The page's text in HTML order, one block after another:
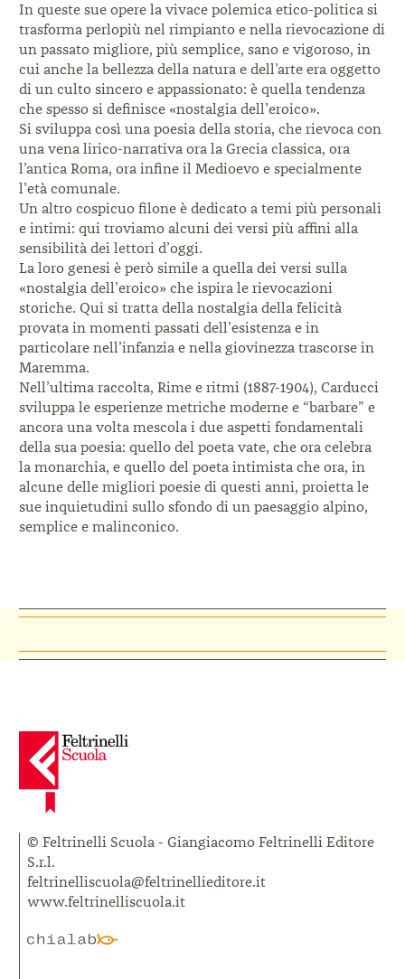
In queste sue opere la vivace polemica etico-politica si
trasforma perlopiù nel rimpianto e nella rievocazione di
un passato migliore, più semplice, sano e vigoroso, in
cui anche la bellezza della natura e dell’arte era oggetto
di un culto sincero e appassionato: è quella tendenza
che spesso si definisce «nostalgia dell’eroico».
Si sviluppa così una poesia della storia, che rievoca con
una vena lirico-narrativa ora la Grecia classica, ora
l’antica Roma, ora infine il Medioevo e specialmente
l’età comunale.
Un altro cospicuo filone è dedicato a temi più personali
e intimi: qui troviamo alcuni dei versi più affini alla
sensibilità dei lettori d’oggi.
La loro genesi è però simile a quella dei versi sulla
«nostalgia dell’eroico» che ispira le rievocazioni
storiche. Qui si tratta della nostalgia della felicità
provata in momenti passati dell’esistenza e in
particolare nell’infanzia e nella giovinezza trascorse in
Maremma.
Nell’ultima raccolta, Rime e ritmi (1887-1904), Carducci
sviluppa le esperienze metriche moderne e “barbare” e
ancora una volta mescola i due aspetti fondamentali
della sua poesia: quello del poeta vate, che ora celebra
la monarchia, e quello del poeta intimista che ora, in
alcune delle migliori poesie di questi anni, proietta le
sue inquietudini sullo sfondo di un paesaggio alpino,
semplice e malinconico.
© Feltrinelli Scuola - Giangiacomo Feltrinelli Editore
S.r.l.
feltrinelliscuola@feltrinellieditore.it
www.feltrinelliscuola.it